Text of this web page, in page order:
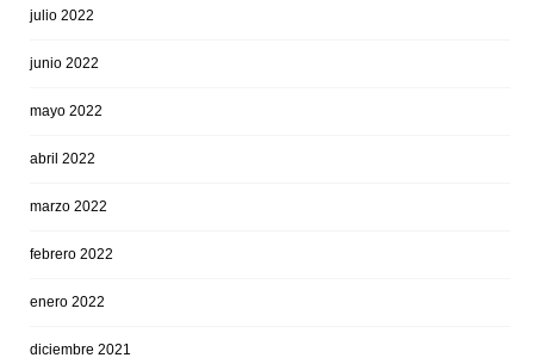
julio 2022
junio 2022
mayo 2022
abril 2022
marzo 2022
febrero 2022
enero 2022
diciembre 2021